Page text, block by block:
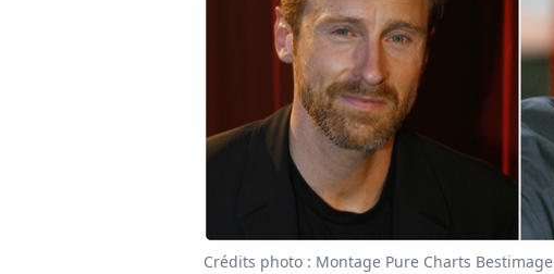
Crédits photo : Montage Pure Charts Bestimage